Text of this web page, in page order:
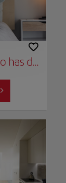
¿Aún no has decidido dónde alojarte?